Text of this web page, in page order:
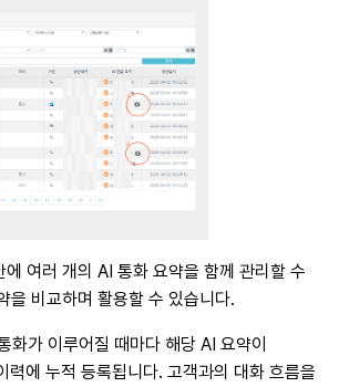
여러 개의 AI 통화 요약을 함께 관리할 수
을 비교하며 활용할 수 있습니다.
화가 이루어질 때마다 해당 AI 요약이
력에 누적 등록됩니다. 고객과의 대화 흐름을